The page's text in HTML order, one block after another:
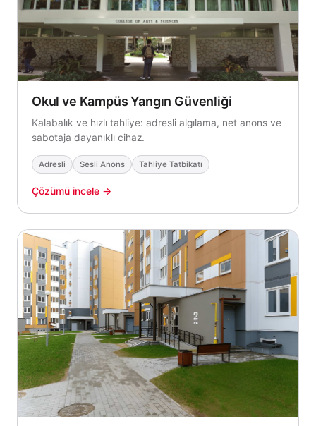
Okul ve Kampüs Yangın Güvenliği
Kalabalık ve hızlı tahliye: adresli algılama, net anons ve
sabotaja dayanıklı cihaz.
Adresli Sesli Anons Tahliye Tatbikatı
Çözümü incele →